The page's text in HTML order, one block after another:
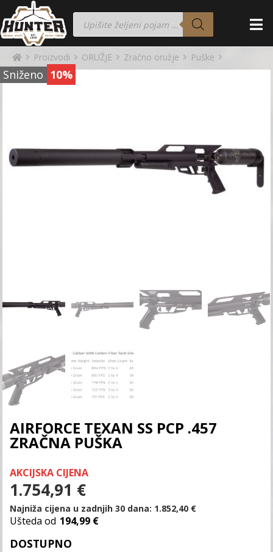
Proizvodi ORUŽJE Zračno oružje Puške
Sniženo 10%
AIRFORCE TEXAN SS PCP .457
ZRAČNA PUŠKA
AKCIJSKA CIJENA
1.754,91 €
Najniža cijena u zadnjih 30 dana: 1.852,40 €
Ušteda od 194,99 €
DOSTUPNO